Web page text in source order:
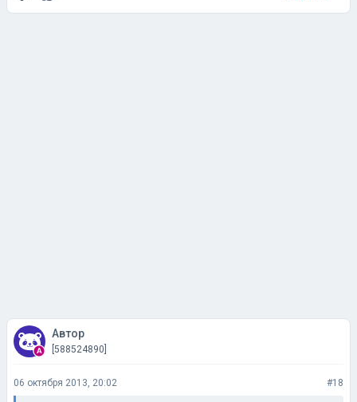
Автор
[588524890]
06 октября 2013, 20:02 #18